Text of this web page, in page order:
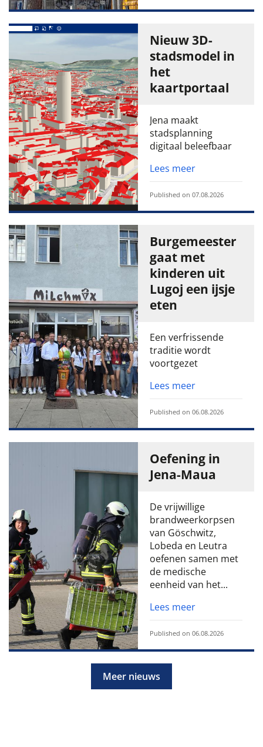
Nieuw 3D-
stadsmodel in
het
kaartportaal
Jena maakt
stadsplanning
digitaal beleefbaar
Lees meer
Published on 07.08.2026
Burgemeester
gaat met
kinderen uit
Lugoj een ijsje
eten
Een verfrissende
traditie wordt
voortgezet
Lees meer
Published on 06.08.2026
Oefening in
Jena-Maua
De vrijwillige
brandweerkorpsen
van Göschwitz,
Lobeda en Leutra
oefenen samen met
de medische
eenheid van het...
Lees meer
Published on 06.08.2026
Meer nieuws